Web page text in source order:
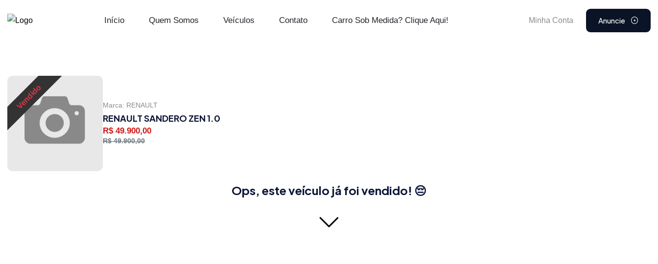
Início Quem Somos Veículos Contato Carro Sob Medida? Clique Aqui! Minha Conta Anuncie
Vendido Marca: RENAULT
RENAULT SANDERO ZEN 1.0
R$ 49.900,00
R$ 49.900,00
Ops, este veículo já foi vendido! 😔